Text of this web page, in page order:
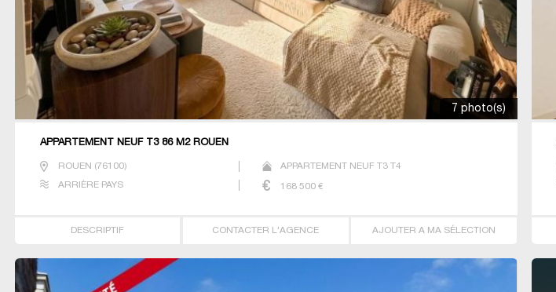
7 photo(s)
APPARTEMENT NEUF T3 86 M2 ROUEN
ROUEN (76100) APPARTEMENT NEUF T3 T4
ARRIÈRE PAYS 168 500€
DESCRIPTIF CONTACTER L'AGENCE AJOUTER A MA SÉLECTION